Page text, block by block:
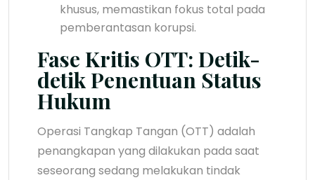
khusus, memastikan fokus total pada
pemberantasan korupsi.
Fase Kritis OTT: Detik-
detik Penentuan Status
Hukum
Operasi Tangkap Tangan (OTT) adalah
penangkapan yang dilakukan pada saat
seseorang sedang melakukan tindak